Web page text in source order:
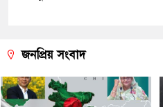
জনপ্রিয় সংবাদ